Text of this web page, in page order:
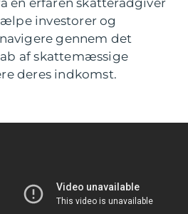
investorer og
gennem det
af skattemæssige
deres indkomst.